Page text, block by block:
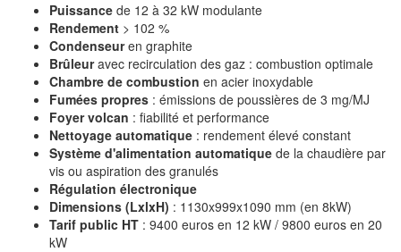
Puissance de 12 à 32 kW modulante
Rendement > 102 %
Condenseuren graphite
Brûleuravec recirculation des gaz : combustion optimale
Chambre de combustion en acier inoxydable
Fumées propres : émissions de poussières de 3 mg/MJ
Foyer volcan : fiabilité et performance
Nettoyage automatique : rendement élevé constant
Système d'alimentation automatique de la chaudière par
vis ou aspiration des granulés
Régulation électronique
Dimensions (LxlxH) : 1130x999x1090 mm (en 8kW)
Tarif public HT : 9400 euros en 12 kW / 9800 euros en 20
kW